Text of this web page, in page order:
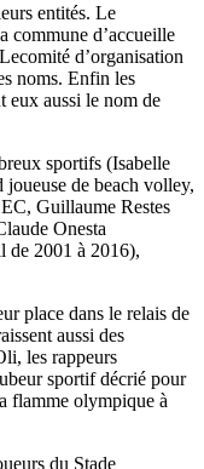
entités. Le
commune d’accueille
d’organisation
noms. Enfin les
eux aussi le nom de
sportifs (Isabelle
de beach volley,
Guillaume Restes
Onesta
de 2001 à 2016),
place dans le relais de
aussi des
les rappeurs
sportif décrié pour
flamme olympique à
du Stade